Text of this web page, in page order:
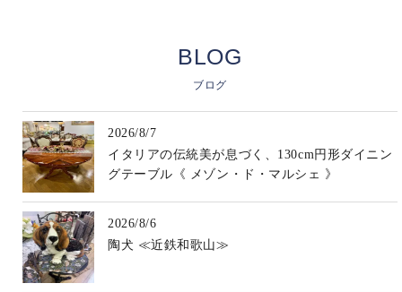
BLOG
ブログ
2026/8/7
イタリアの伝統美が息づく、130cm円形ダイニン
グテーブル《 メゾン・ド・マルシェ 》
2026/8/6
陶犬 ≪近鉄和歌山≫